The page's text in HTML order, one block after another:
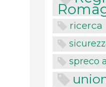
ricerca
spreco